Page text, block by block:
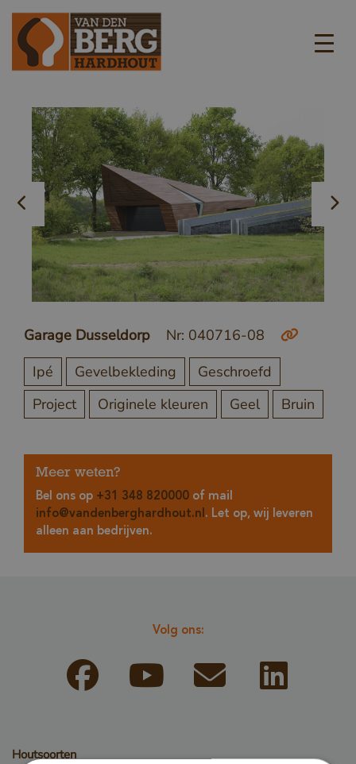
Garage Dusseldorp
Nr: 040716-08
Ipé
Gevelbekleding
Geschroefd
Project
Originele kleuren Geel Bruin
Meer weten?
Bel ons op +31 348 820000 of mail
info@vandenberghardhout.nl . Let op, wij leveren
alleen aan bedrijven.
Volg ons:
Houtsoorten